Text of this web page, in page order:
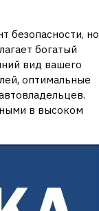
безопасности, но
богатый
вид вашего
оптимальные
в высоком